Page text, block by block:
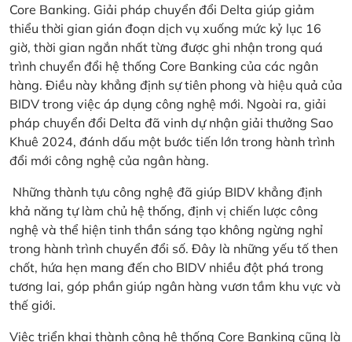
Core Banking. Giải pháp chuyển đổi Delta giúp giảm
thiểu thời gian gián đoạn dịch vụ xuống mức kỷ lục 16
giờ, thời gian ngắn nhất từng được ghi nhận trong quá
trình chuyển đổi hệ thống Core Banking của các ngân
hàng. Điều này khẳng định sự tiên phong và hiệu quả của
BIDV trong việc áp dụng công nghệ mới. Ngoài ra, giải
pháp chuyển đổi Delta đã vinh dự nhận giải thưởng Sao
Khuê 2024, đánh dấu một bước tiến lớn trong hành trình
đổi mới công nghệ của ngân hàng.
Những thành tựu công nghệ đã giúp BIDV khẳng định
khả năng tự làm chủ hệ thống, định vị chiến lược công
nghệ và thể hiện tinh thần sáng tạo không ngừng nghỉ
trong hành trình chuyển đổi số. Đây là những yếu tố then
chốt, hứa hẹn mang đến cho BIDV nhiều đột phá trong
tương lai, góp phần giúp ngân hàng vươn tầm khu vực và
thế giới.
Việc triển khai thành công hệ thống Core Banking cũng là